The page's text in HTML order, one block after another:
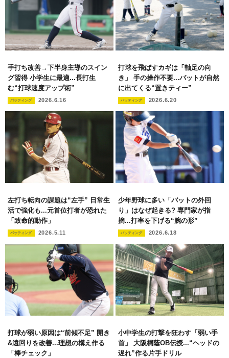
手打ち改善→下半身主導のスイン
グ習得 小学生に最適...長打生
む“打球速度アップ術”
バッティング 2026.6.16
打球を飛ばすカギは「軸足の向
き」 手の操作不要...バットが自然
に出てくる“置きティー”
バッティング 2026.6.20
左打ち転向の課題は“左手” 日常生
活で強化も...元首位打者が恐れた
「致命的動作」
バッティング 2026.5.11
少年野球に多い「バットの外回
り」はなぜ起きる? 専門家が指
摘...打率を下げる“腕の形”
バッティング 2026.6.18
打球が弱い原因は“前傾不足” 開き
&遠回りを改善...理想の構え作る
「棒チェック」
小中学生の打撃を狂わす「弱い手
首」 大阪桐蔭OB伝授...“ヘッドの
遅れ”作る片手ドリル